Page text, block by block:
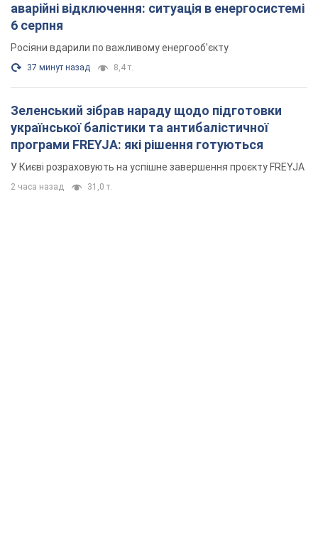
аварійні відключення: ситуація в енергосистемі
6 серпня
Росіяни вдарили по важливому енергооб'єкту
37 минут назад 8,4 т.
Зеленський зібрав нараду щодо підготовки
української балістики та антибалістичної
програми FREYJA: які рішення готуються
У Києві розраховують на успішне завершення проєкту FREYJA
2 часа назад 31,0 т.